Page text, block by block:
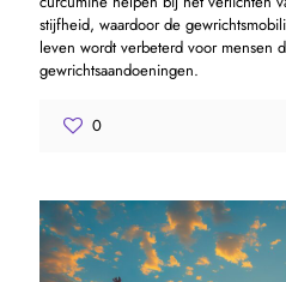
stijfheid, waardoor de
leven wordt verbeterd voor mensen
gewrichtsaandoeningen.
0